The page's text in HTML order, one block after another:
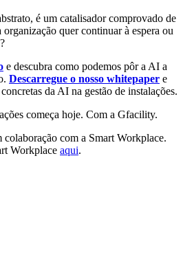
é um catalisador comprovado de
quer continuar à espera ou
e descubra como podemos pôr a AI a
Descarregue o nosso whitepaper e
da AI na gestão de instalações.
começa hoje. Com a Gfacility.
com a Smart Workplace.
Workplace aqui.